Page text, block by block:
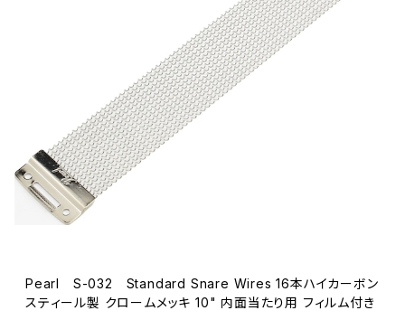
Pearl S-032 Standard Snare Wires 16本ハイカーボン
スティール製 クロームメッキ 10" 内面当たり用 フィルム付き